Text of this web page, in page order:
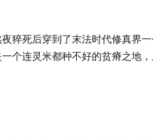
猝死后穿到了末法时代修真界
个连灵米都种不好的贫瘠之地